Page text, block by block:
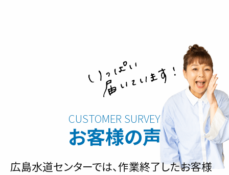
お客様の声
広島水道センターでは、作業終了したお客様